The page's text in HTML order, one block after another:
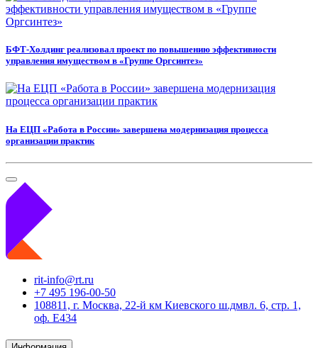
БФТ-Холдинг реализовал проект по повышению эффективности
управления имуществом в «Группе Оргсинтез»
На ЕЦП «Работа в России» завершена модернизация процесса
организации практик
rit-info@rt.ru
+7 495 196-00-50
108811, г. Москва, 22-й км Киевского ш.дмвл. 6, стр. 1,
оф. Е434